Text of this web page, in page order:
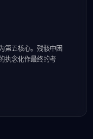
第五核心。残骸中困
执念化作最终的考